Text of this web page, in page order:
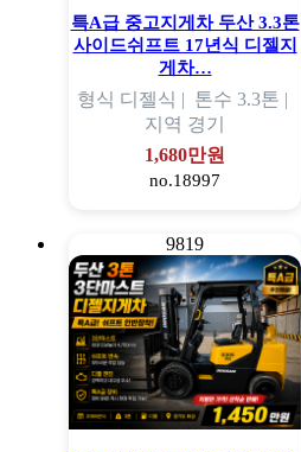
특A급 중고지게차 두산 3.3톤
사이드쉬프트 17년식 디젤지
게차…
형식 디젤식 | 톤수 3.3톤 |
지역 경기
1,680만원
no.18997
9819